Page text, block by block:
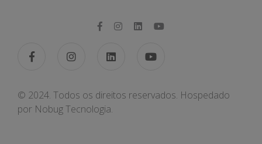
© 2024. Todos os direitos reservados. Hospedado
por Nobug Tecnologia.